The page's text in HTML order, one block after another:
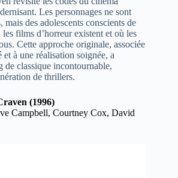
Les personnages ne sont
des adolescents conscients de
films d’horreur existent et où les
Cette approche originale, associée
à une réalisation soignée, a
de classique incontournable,
de thrillers.
(1996)
Campbell, Courtney Cox, David